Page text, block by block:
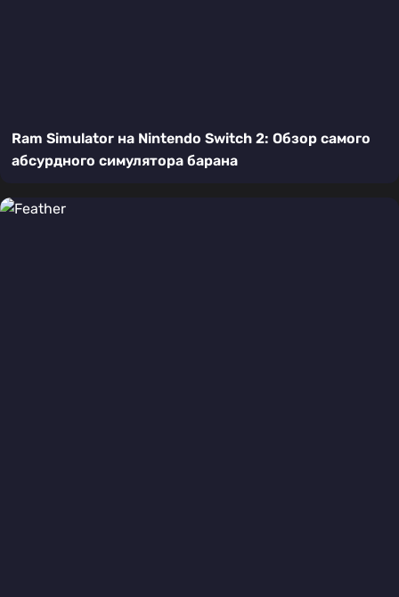
Ram Simulator на Nintendo Switch 2: Обзор самого
абсурдного симулятора барана